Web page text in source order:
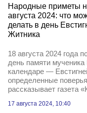
Народные приметы
августа 2024: что
делать в день
Житника
18 августа 2024 года
день памяти
календаре —
определенные
рассказывает газета
17 августа 2024, 10:40